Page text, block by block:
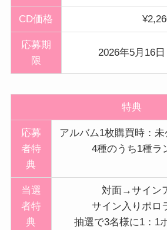
CD価格
応募期
限
2026年5月16
特典
応募
者特
典
アルバム1枚購買時：
4種のうち1種ラ
当選
者特
典
対面→サイン
サイン入りポロ
抽選で3名様に1：1